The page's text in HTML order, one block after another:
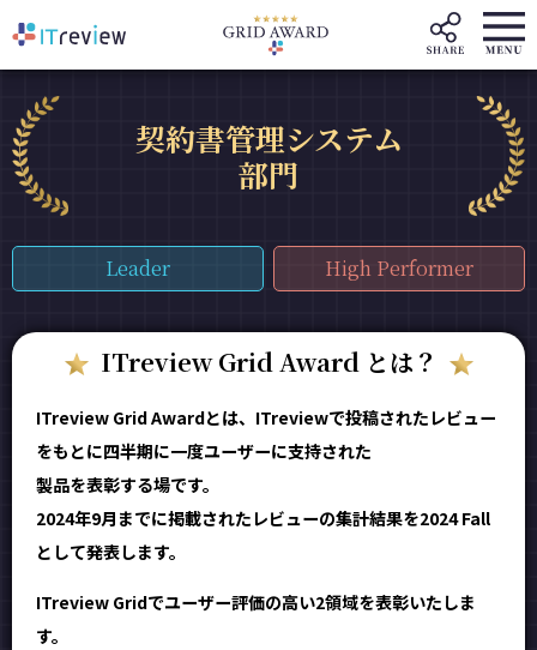
契約書管理システム
部門
Leader High Performer
ITreview Grid Award とは？
ITreview Grid Awardとは、ITreviewで投稿されたレビュー
をもとに四半期に一度ユーザーに支持された
製品を表彰する場です。
2024年9月までに掲載されたレビューの集計結果を2024 Fall
として発表します。
ITreview Gridでユーザー評価の高い2領域を表彰いたしま
す。